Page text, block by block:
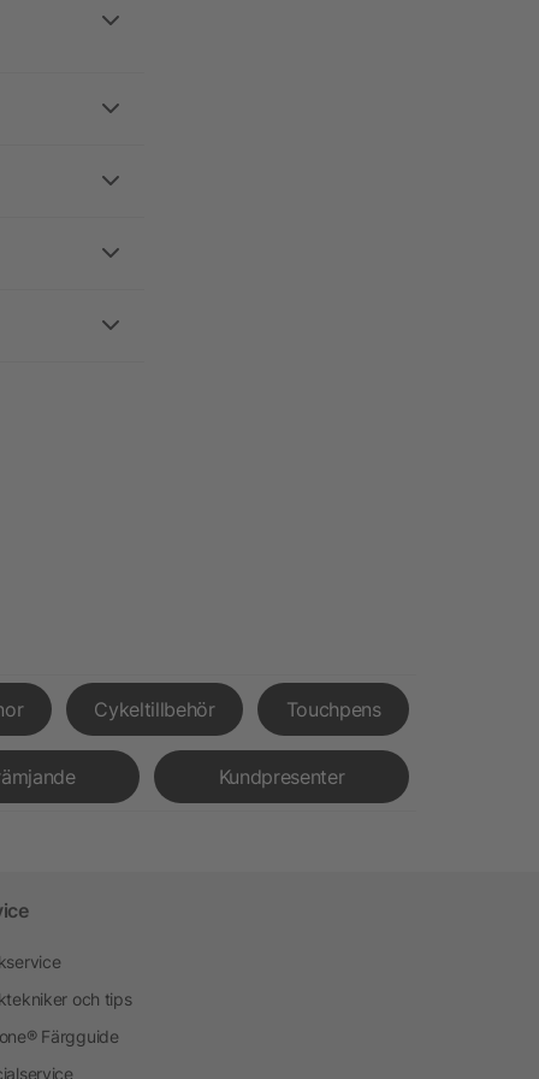
Cykeltillbehör Touchpens
Kundpresenter
och tips
Färgguide